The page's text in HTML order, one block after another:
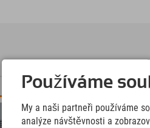
Používáme
My a naši partneři používáme
analýze návštěvnosti a